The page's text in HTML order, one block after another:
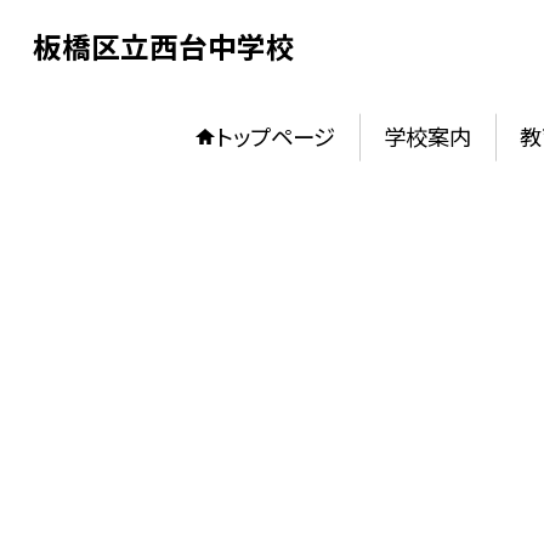
板橋区立西台中学校
トップページ 学校案内